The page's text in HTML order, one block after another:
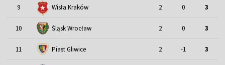
9 Wisła Kraków 2 0 3
10 Śląsk Wrocław 2 0 3
11 Piast Gliwice 2 -1 3